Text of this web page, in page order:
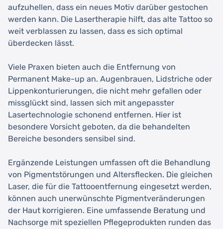
aufzuhellen, dass ein neues Motiv darüber gestochen
werden kann. Die Lasertherapie hilft, das alte Tattoo so
weit verblassen zu lassen, dass es sich optimal
überdecken lässt.
Viele Praxen bieten auch die Entfernung von
Permanent Make-up an. Augenbrauen, Lidstriche oder
Lippenkonturierungen, die nicht mehr gefallen oder
missglückt sind, lassen sich mit angepasster
Lasertechnologie schonend entfernen. Hier ist
besondere Vorsicht geboten, da die behandelten
Bereiche besonders sensibel sind.
Ergänzende Leistungen umfassen oft die Behandlung
von Pigmentstörungen und Altersflecken. Die gleichen
Laser, die für die Tattooentfernung eingesetzt werden,
können auch unerwünschte Pigmentveränderungen
der Haut korrigieren. Eine umfassende Beratung und
Nachsorge mit speziellen Pflegeprodukten runden das